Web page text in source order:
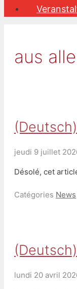
aus
jeudi 9 juillet
Désolé, cet
Catégories News
lundi 20 avril